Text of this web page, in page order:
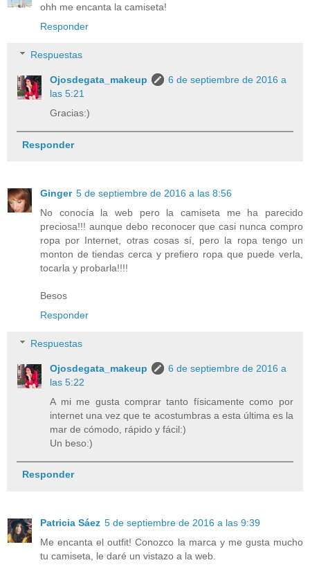
ohh me encanta la camiseta!
Responder
Respuestas
Ojosdegata_makeup
6 de septiembre de 2016 a
las 5:21
Gracias:)
Responder
Ginger 5 de septiembre de 2016 a las 8:56
No conocía la web pero la camiseta me ha parecido
preciosa!!! aunque debo reconocer que casi nunca compro
ropa por Internet, otras cosas sí, pero la ropa tengo un
monton de tiendas cerca y prefiero ropa que puede verla,
tocarla y probarla!!!!
Besos
Responder
Respuestas
Ojosdegata_makeup
6 de septiembre de 2016 a
las 5:22
A mi me gusta comprar tanto físicamente como por
internet una vez que te acostumbras a esta última es la
mar de cómodo, rápido y fácil:)
Un beso:)
Responder
Patricia Sáez 5 de septiembre de 2016 a las 9:39
Me encanta el outfit! Conozco la marca y me gusta mucho
tu camiseta, le daré un vistazo a la web.